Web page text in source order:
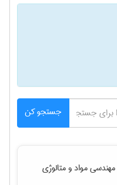
جستجو کن
مهندسی مواد و متالوژی